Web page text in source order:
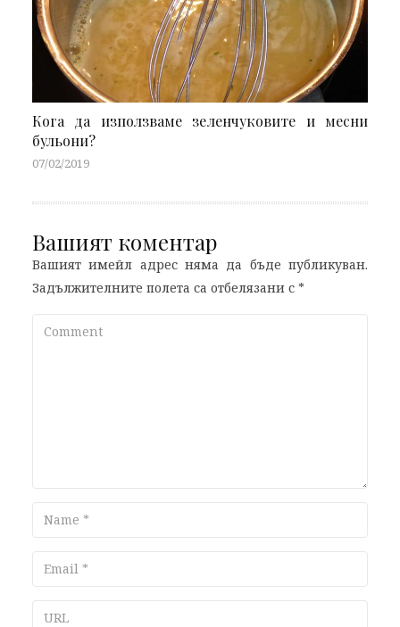
Кога да използваме зеленчуковите и месни
бульони?
07/02/2019
Вашият коментар
Вашият имейл адрес няма да бъде публикуван.
Задължителните полета са отбелязани с *
Comment
Name
Email
URL